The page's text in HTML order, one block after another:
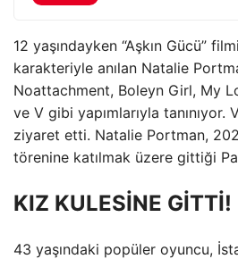
12 yaşındayken “Aşkın Gücü”
karakteriyle anılan Natalie
Noattachment, Boleyn Girl, My
ve V gibi yapımlarıyla tanınıyor.
ziyaret etti. Natalie Portman,
törenine katılmak üzere gittiği
KIZ KULESİNE GİTTİ!
43 yaşındaki popüler oyuncu,